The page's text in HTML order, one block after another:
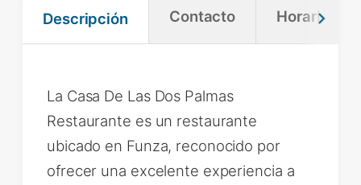
Descripción Contacto Horario
La Casa De Las Dos Palmas
Restaurante es un restaurante
ubicado en Funza, reconocido por
ofrecer una excelente experiencia a